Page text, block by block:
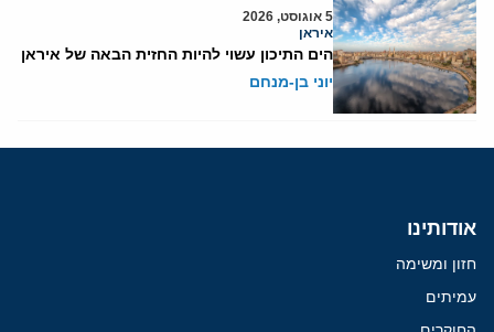
5 אוגוסט, 2026
איראן
הים התיכון עשוי להיות החזית הבאה של איראן
יוני בן-מנחם
אודותינו
חזון ומשימה
עמיתים